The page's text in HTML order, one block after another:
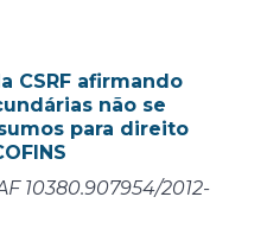
CSRF afirmando
não se
para direito
10380.907954/2012-